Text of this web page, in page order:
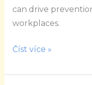
can drive
workplaces.
Číst více »